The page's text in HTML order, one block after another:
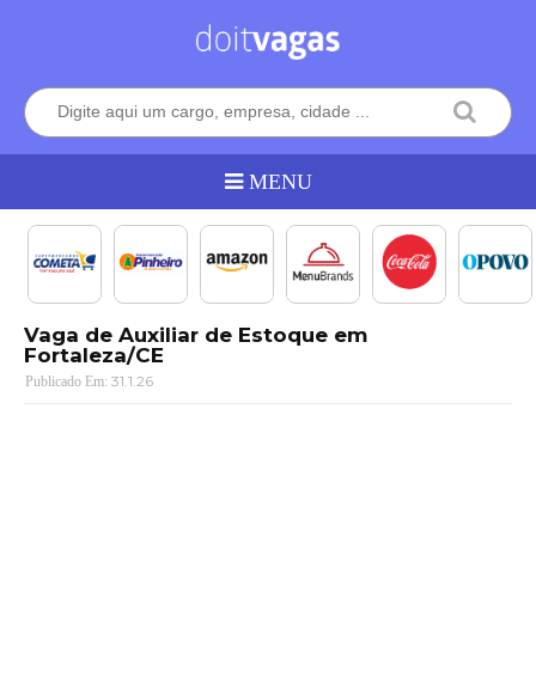
Vaga de Auxiliar de Estoque em
Fortaleza/CE
31.1.26